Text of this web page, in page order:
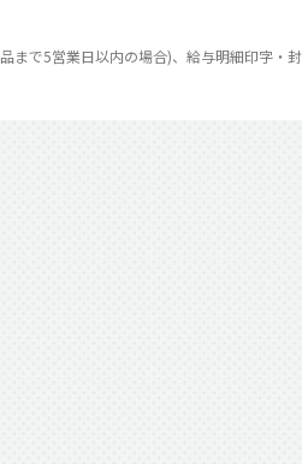
まで5営業日以内の場合)、給与明細印字・封